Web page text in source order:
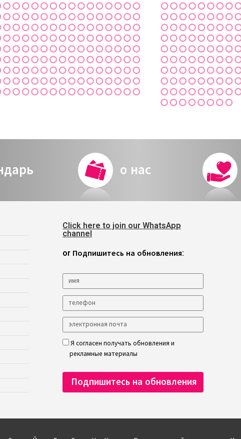
о нас
Click here to join our WhatsApp
channel
or Подпишитесь на обновления:
Я согласен получать обновления и
рекламные материалы